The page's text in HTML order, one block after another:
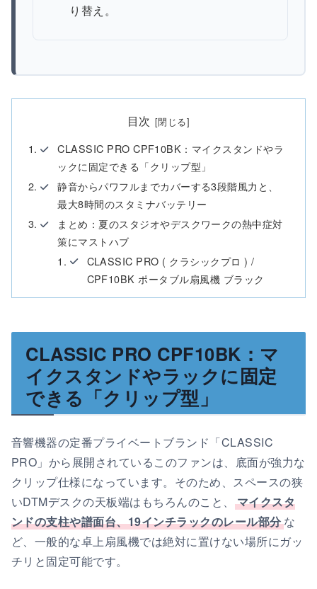
り替え。
目次
CLASSIC PRO CPF10BK：マイクスタンドやラ
ックに固定できる「クリップ型」
静音からパワフルまでカバーする3段階風力と、
最大8時間のスタミナバッテリー
まとめ：夏のスタジオやデスクワークの熱中症対
策にマストハブ
CLASSIC PRO ( クラシックプロ ) /
CPF10BK ポータブル扇風機 ブラック
CLASSIC PRO CPF10BK：マ
イクスタンドやラックに固定
できる「クリップ型」
音響機器の定番プライベートブランド「CLASSIC
PRO」から展開されているこのファンは、底面が強力な
クリップ仕様になっています。そのため、スペースの狭
いDTMデスクの天板端はもちろんのこと、
マイクスタ
ンドの支柱や譜面台、19インチラックのレール部分な
ど、一般的な卓上扇風機では絶対に置けない場所にガッ
チリと固定可能です。